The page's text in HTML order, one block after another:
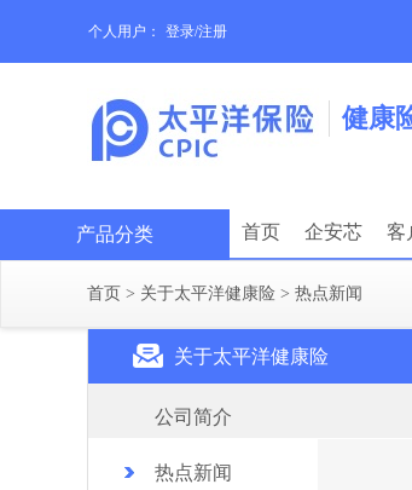
个人用户： 登录/注册
健康
产品分类 首页 企安芯 客
首页 > 关于太平洋健康险 > 热点新闻
关于太平洋健康险
公司简介
热点新闻